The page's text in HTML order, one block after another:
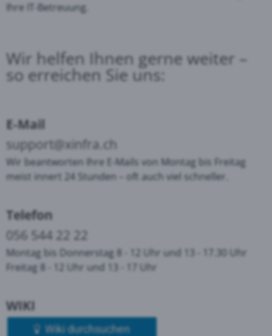
Ihre IT-Betreuung.
Wir helfen Ihnen gerne weiter –
so erreichen Sie uns:
E-Mail
support@xinfra.ch
Wir beantworten Ihre E-Mails von Montag bis Freitag
meist innert 24 Stunden – oft auch viel schneller.
Telefon
056 544 22 22
Montag bis Donnerstag 8 - 12 Uhr und 13 - 17.30 Uhr
Freitag 8 - 12 Uhr und 13 - 17 Uhr
WIKI
Wiki durchsuchen